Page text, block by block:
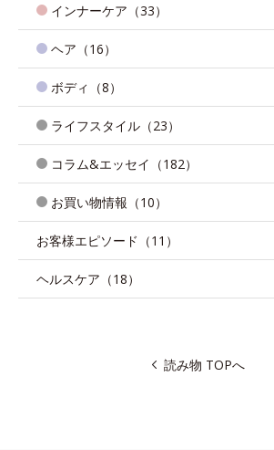
インナーケア（33）
ヘア（16）
ボディ（8）
ライフスタイル（23）
コラム&エッセイ（182）
お買い物情報（10）
お客様エピソード（11）
ヘルスケア（18）
読み物 TOPへ